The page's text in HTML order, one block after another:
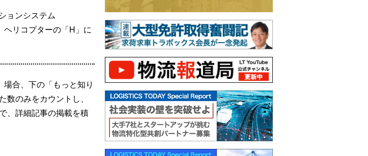
ョンシステム
ヘリコプターの「H」に
合、下の「もっと知り
のみをカウントし、
、詳細記事の掲載を積